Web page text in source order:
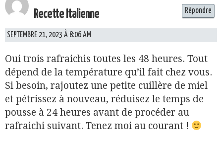
Recette Italienne
SEPTEMBRE 21, 2023 À 8:06 AM
Oui trois rafraichis toutes les 48 heures. Tout
dépend de la température qu’il fait chez vous.
Si besoin, rajoutez une petite cuillère de miel
et pétrissez à nouveau, réduisez le temps de
pousse à 24 heures avant de procéder au
rafraichi suivant. Tenez moi au courant !
Répondre